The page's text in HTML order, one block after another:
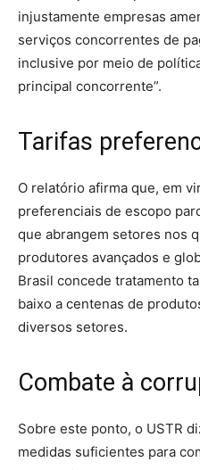
injustamente empresas
serviços concorrentes de
inclusive por meio de
principal concorrente”.
Tarifas
O relatório afirma que, em
preferenciais de escopo
que abrangem setores nos
produtores avançados e
Brasil concede tratamento
baixo a centenas de
diversos setores.
Combate à
Sobre este ponto, o USTR
medidas suficientes para